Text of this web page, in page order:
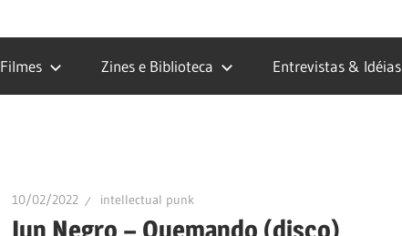
Filmes Zines e Biblioteca Entrevistas & Idéias
10/02/2022 intellectual punk
Jun Negro – Quemando (disco)